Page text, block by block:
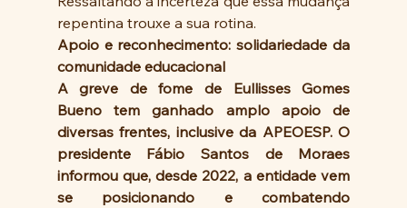
repentina trouxe a sua rotina.
Apoio e reconhecimento: solidariedade da
comunidade educacional
A greve de fome de Eullisses Gomes
Bueno tem ganhado amplo apoio de
diversas frentes, inclusive da APEOESP. O
presidente Fábio Santos de Moraes
informou que, desde 2022, a entidade vem
se posicionando e combatendo